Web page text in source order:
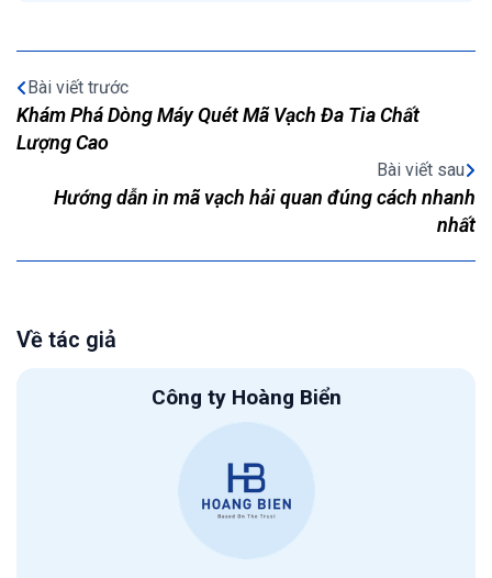
Bài viết trước
Khám Phá Dòng Máy Quét Mã Vạch Đa Tia Chất
Lượng Cao
Bài viết sau
Hướng dẫn in mã vạch hải quan đúng cách nhanh
nhất
Về tác giả
Công ty Hoàng Biển